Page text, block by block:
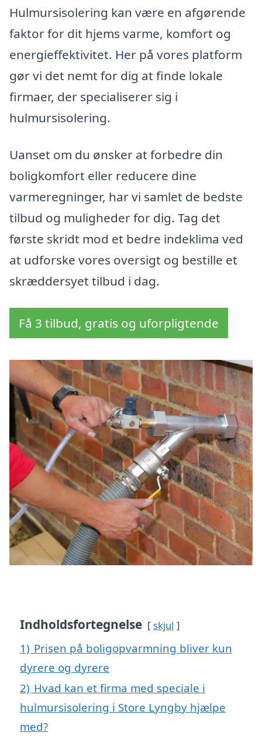
Hulmursisolering kan være en afgørende
faktor for dit hjems varme, komfort og
energieffektivitet. Her på vores platform
gør vi det nemt for dig at finde lokale
firmaer, der specialiserer sig i
hulmursisolering.
Uanset om du ønsker at forbedre din
boligkomfort eller reducere dine
varmeregninger, har vi samlet de bedste
tilbud og muligheder for dig. Tag det
første skridt mod et bedre indeklima ved
at udforske vores oversigt og bestille et
skræddersyet tilbud i dag.
Få 3 tilbud, gratis og uforpligtende
Indholdsfortegnelse skjul
1) Prisen på boligopvarmning bliver kun
dyrere og dyrere
2) Hvad kan et firma med speciale i
hulmursisolering i Store Lyngby hjælpe
med?